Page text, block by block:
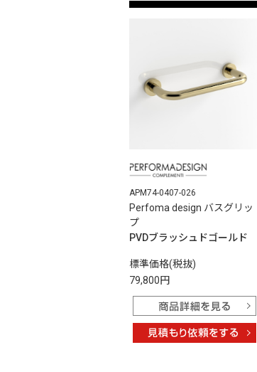
APM74-0407-026
Perfoma design バスグリッ
プ
PVDブラッシュドゴールド
標準価格(税抜)
79,800円